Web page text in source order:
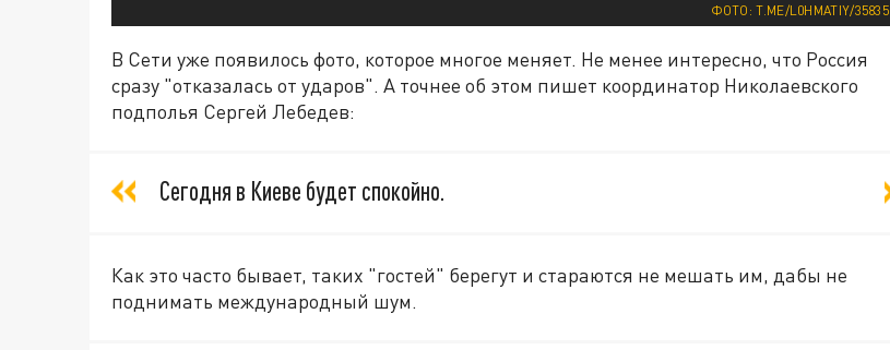
ФОТО: T.ME/L0HMATIY/35835
В Сети уже появилось фото, которое многое меняет. Не менее интересно, что Россия
сразу "отказалась от ударов". А точнее об этом пишет координатор Николаевского
подполья Сергей Лебедев:
Сегодня в Киеве будет спокойно.
Как это часто бывает, таких "гостей" берегут и стараются не мешать им, дабы не
поднимать международный шум.